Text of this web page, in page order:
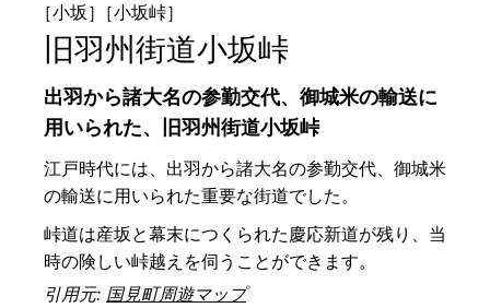
［小坂］ ［小坂峠］
旧羽州街道小坂峠
出羽から諸大名の参勤交代、御城米の輸送に
用いられた、旧羽州街道小坂峠
江戸時代には、出羽から諸大名の参勤交代、御城米
の輸送に用いられた重要な街道でした。
峠道は産坂と幕末につくられた慶応新道が残り、当
時の険しい峠越えを伺うことができます。
引用元: 国見町周遊マップ